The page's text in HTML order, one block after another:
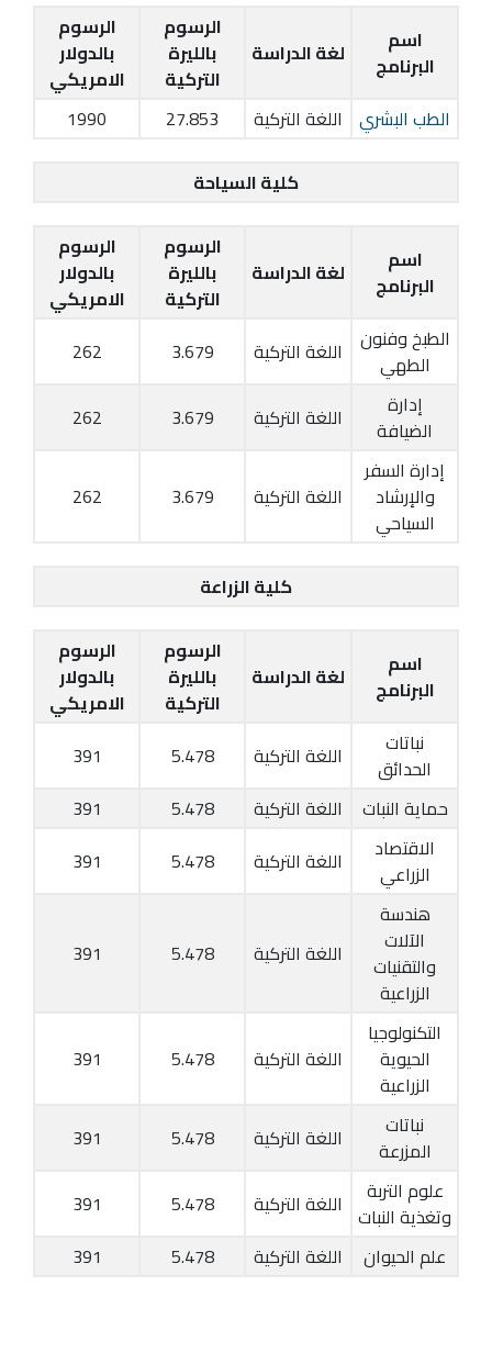
اسم
البرنامج
لغة الدراسة
الرسوم
بالليرة
التركية
الرسوم
بالدولار
الامريكي
الطب البشري اللغة التركية 27.853
1990
كلية السياحة
اسم
البرنامج
لغة الدراسة
الرسوم
بالليرة
التركية
الرسوم
بالدولار
الامريكي
الطبخ وفنون
الطهي
اللغة التركية 3.679
262
إدارة
الضيافة
اللغة التركية 3.679
262
إدارة السفر
والإرشاد
السياحي
اللغة التركية 3.679
262
كلية الزراعة
اسم
البرنامج
لغة الدراسة
الرسوم
بالليرة
التركية
الرسوم
بالدولار
الامريكي
نباتات
الحدائق
اللغة التركية 5.478
391
حماية النبات
اللغة التركية 5.478
391
الاقتصاد
الزراعي
اللغة التركية 5.478
391
هندسة
الآلات
والتقنيات
الزراعية
اللغة التركية 5.478
391
التكنولوجيا
الحيوية
الزراعية
اللغة التركية 5.478
391
نباتات
المزرعة
اللغة التركية 5.478
391
علوم التربة
وتغذية النبات اللغة التركية 5.478
391
علم الحيوان
اللغة التركية 5.478
391